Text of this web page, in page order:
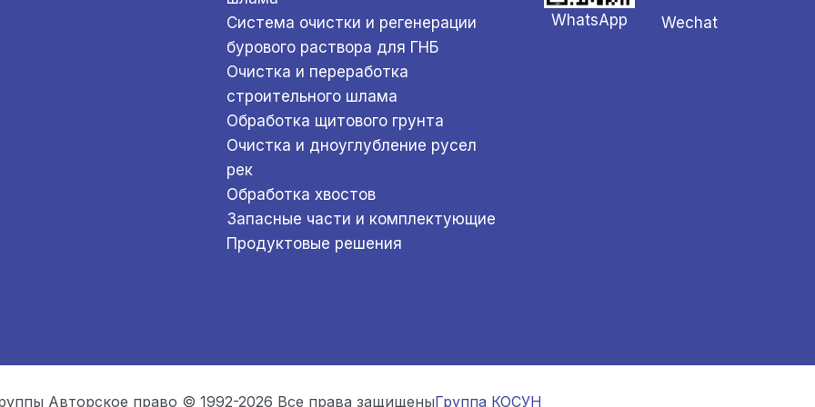
Система очистки и регенерации
бурового раствора для ГНБ
Очистка и переработка
строительного шлама
Обработка щитового грунта
Очистка и дноуглубление русел
рек
Обработка хвостов
Запасные части и комплектующие
Продуктовые решения
WhatsApp Wechat
Авторское право © 1992-2026 Все права защищеныГруппа КОСУН